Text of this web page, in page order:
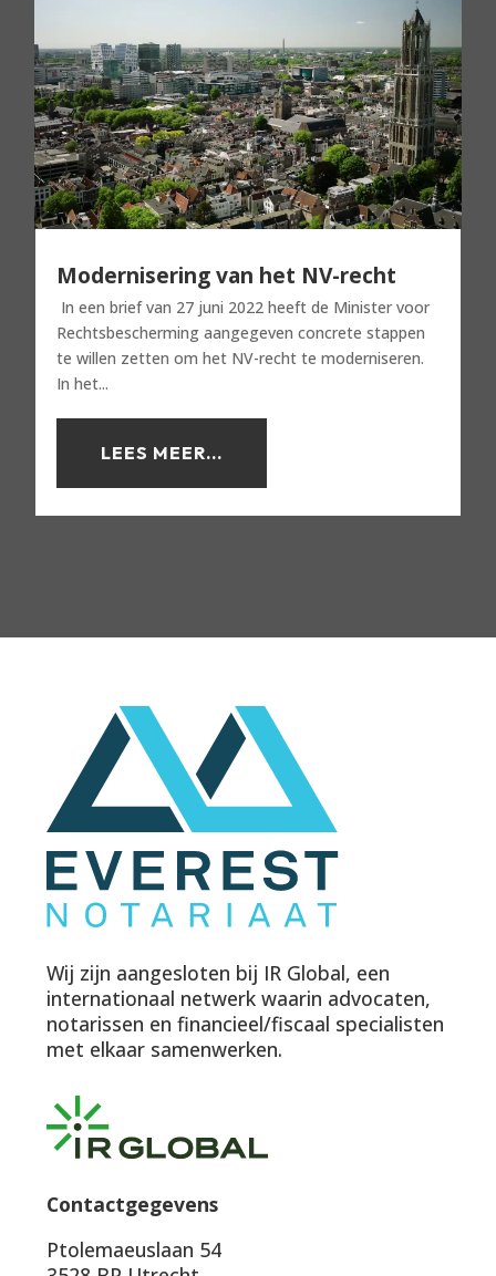
Modernisering van het NV-recht
In een brief van 27 juni 2022 heeft de Minister voor
Rechtsbescherming aangegeven concrete stappen
te willen zetten om het NV-recht te moderniseren.
In het...
LEES MEER...
Wij zijn aangesloten bij IR Global, een
internationaal netwerk waarin advocaten,
notarissen en financieel/fiscaal specialisten
met elkaar samenwerken.
Contactgegevens
Ptolemaeuslaan 54